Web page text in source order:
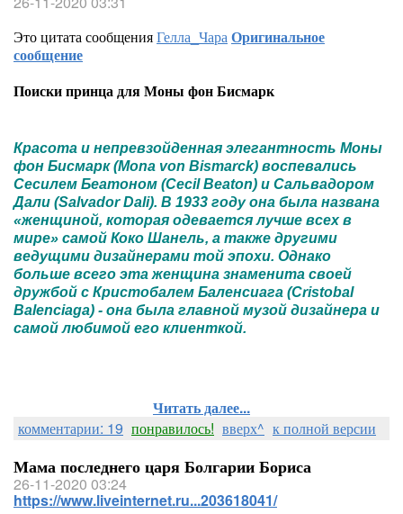
Это цитата сообщенияГелла_ЧараОригинальное
сообщение
Поиски принца для Моны фон Бисмарк
Красота и непревзойденная элегантность Моны
фон Бисмарк (Mona von Bismarck) воспевались
Сесилем Беатоном (Cecil Beaton) и Сальвадором
Дали (Salvador Dali). В 1933 году она была названа
«женщиной, которая одевается лучше всех в
мире» самой Коко Шанель, а также другими
ведущими дизайнерами той эпохи. Однако
больше всего эта женщина знаменита своей
дружбой с Кристобалем Баленсиага (Cristobal
Balenciaga) - она была главной музой дизайнера и
самой любимой его клиенткой.
Читать далее...
комментарии: 19 понравилось! вверх^ к полной версии
Мама последнего царя Болгарии Бориса
26-11-2020 03:24
https://www.liveinternet.ru...203618041/